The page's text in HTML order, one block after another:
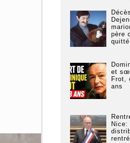
père
et
Frot,
ans